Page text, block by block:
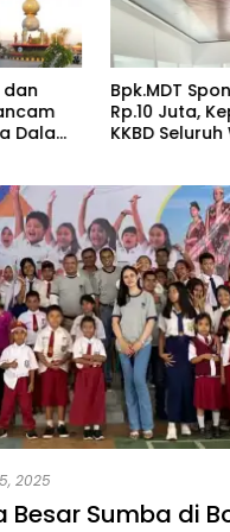
dan
Dalam
Bpk.MDT
Rp.10 Juta,
KKBD
2025
Besar Sumba di